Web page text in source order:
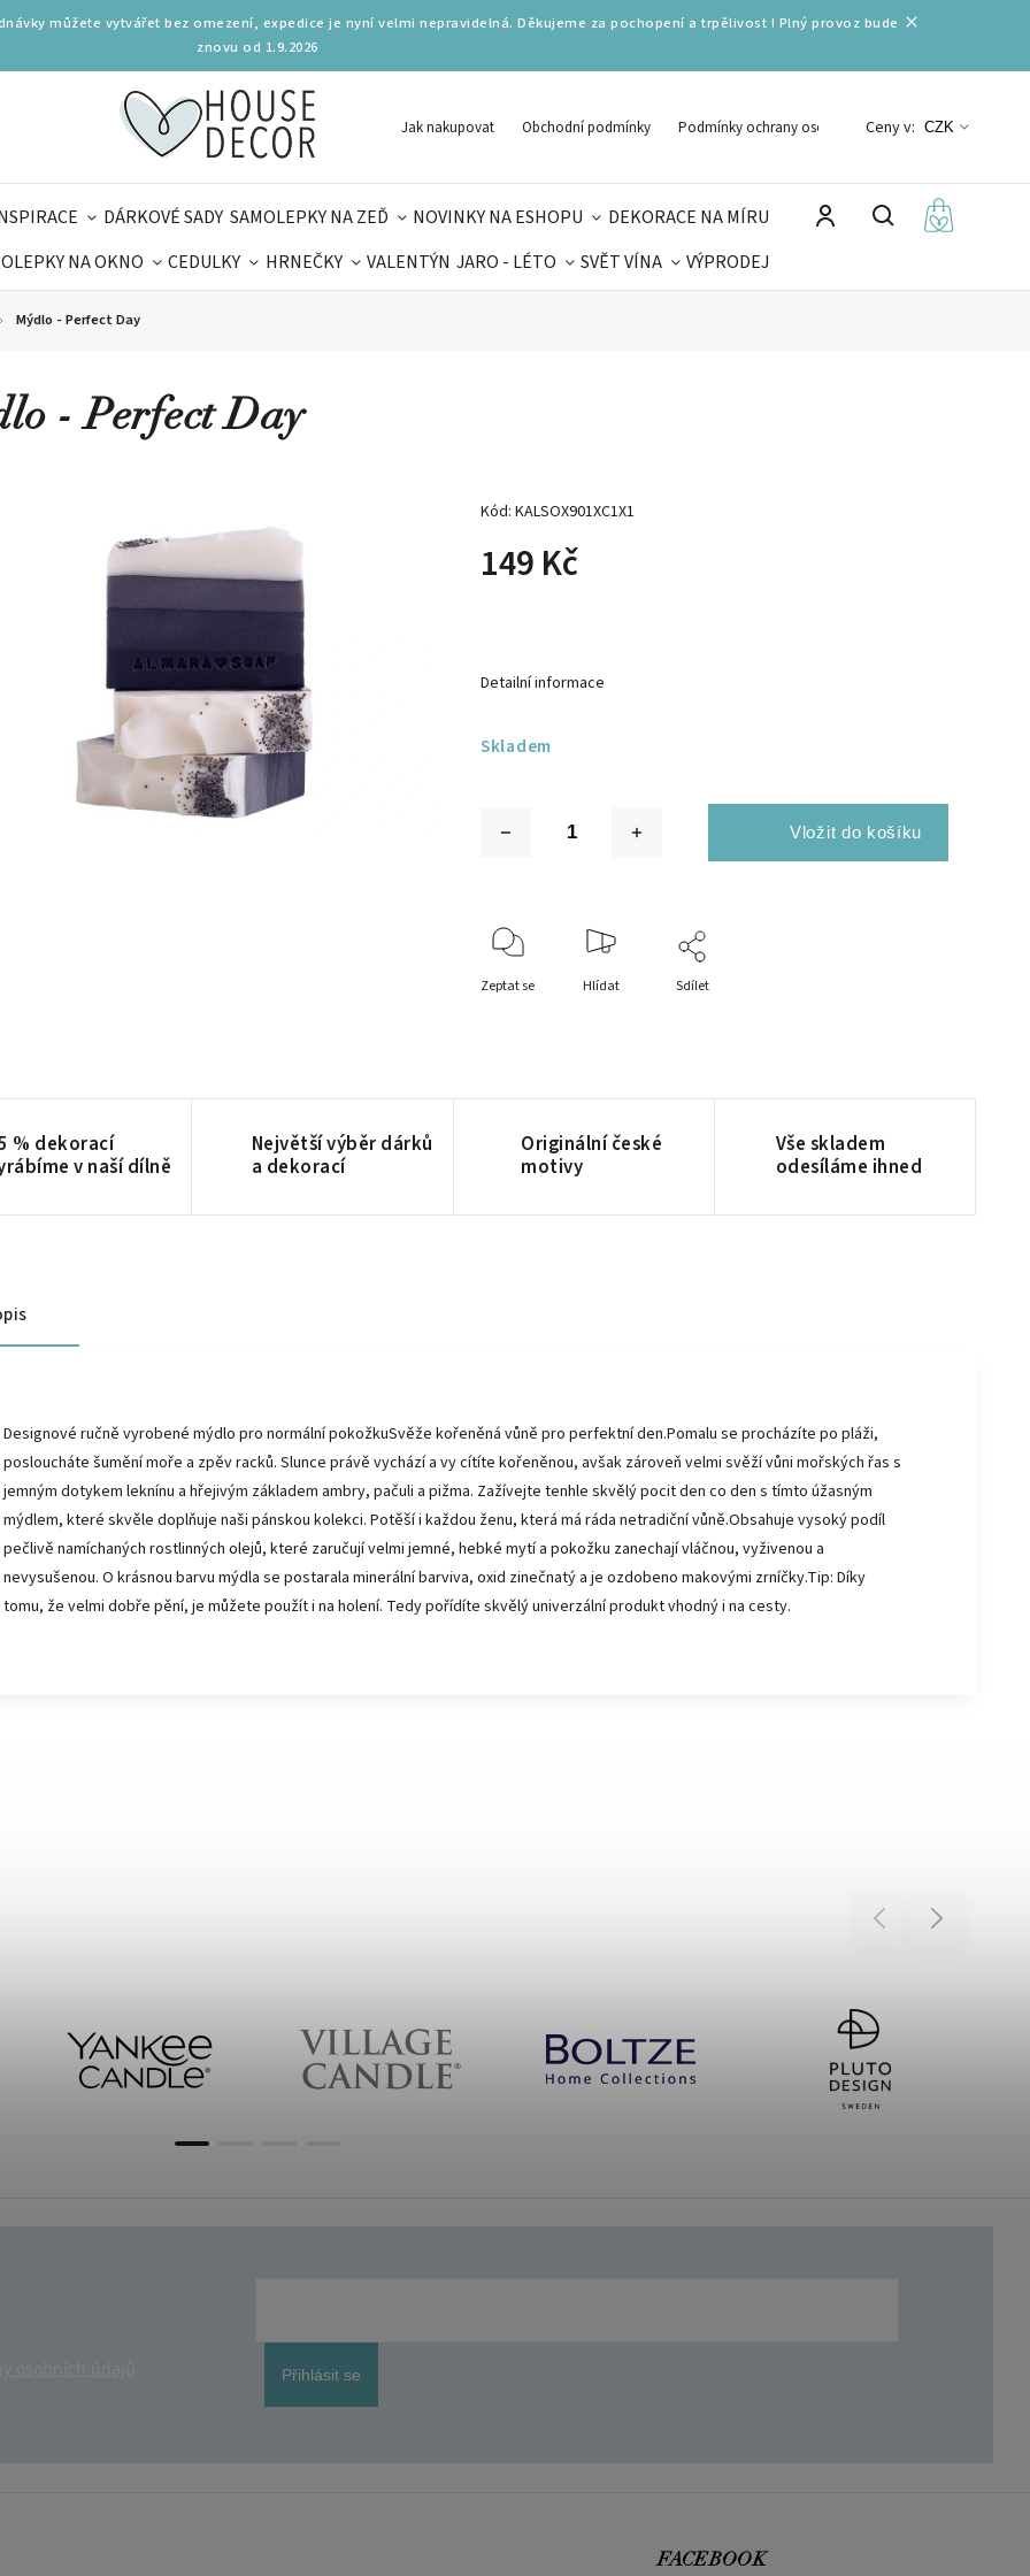
můžete vytvářet bez omezení, expedice je nyní velmi nepravidelná. Děkujeme za pochopení a trpělivost ! Plný provoz bude
znovu od 1.9.2026
Jak nakupovat Obchodní podmínky Podmínky ochrany osobních údajů
Ceny v: CZK
DÁRKOVÉ SADY SAMOLEPKY NA ZEĎ NOVINKY NA ESHOPU
DEKORACE NA MÍRU
NA OKNO CEDULKY HRNEČKY VALENTÝN JARO - LÉTO SVĚT VÍNA
VÝPRODEJ
Mýdlo - Perfect Day
- Perfect Day
Kód: KALSOX901XC1X1
149 Kč
Skladem
Detailní informace
Zeptat se Hlídat Sdílet
% dekorací
v naší dílně
Největší výběr dárků
a dekorací
Originální české
motivy
Vše skladem
odesíláme ihned
Designové ručně vyrobené mýdlo pro normální pokožkuSvěže kořeněná vůně pro perfektní den.Pomalu se procházíte po pláži,
posloucháte šumění moře a zpěv racků. Slunce právě vychází a vy cítíte kořeněnou, avšak zároveň velmi svěží vůni mořských řas s
jemným dotykem leknínu a hřejivým základem ambry, pačuli a pižma. Zažívejte tenhle skvělý pocit den co den s tímto úžasným
mýdlem, které skvěle doplňuje naši pánskou kolekci. Potěší i každou ženu, která má ráda netradiční vůně.Obsahuje vysoký podíl
pečlivě namíchaných rostlinných olejů, které zaručují velmi jemné, hebké mytí a pokožku zanechají vláčnou, vyživenou a
nevysušenou. O krásnou barvu mýdla se postarala minerální barviva, oxid zinečnatý a je ozdobeno makovými zrníčky.Tip: Díky
tomu, že velmi dobře pění, je můžete použít i na holení. Tedy pořídíte skvělý univerzální produkt vhodný i na cesty.
Previous Next
Přihlásit se
FACEBOOK